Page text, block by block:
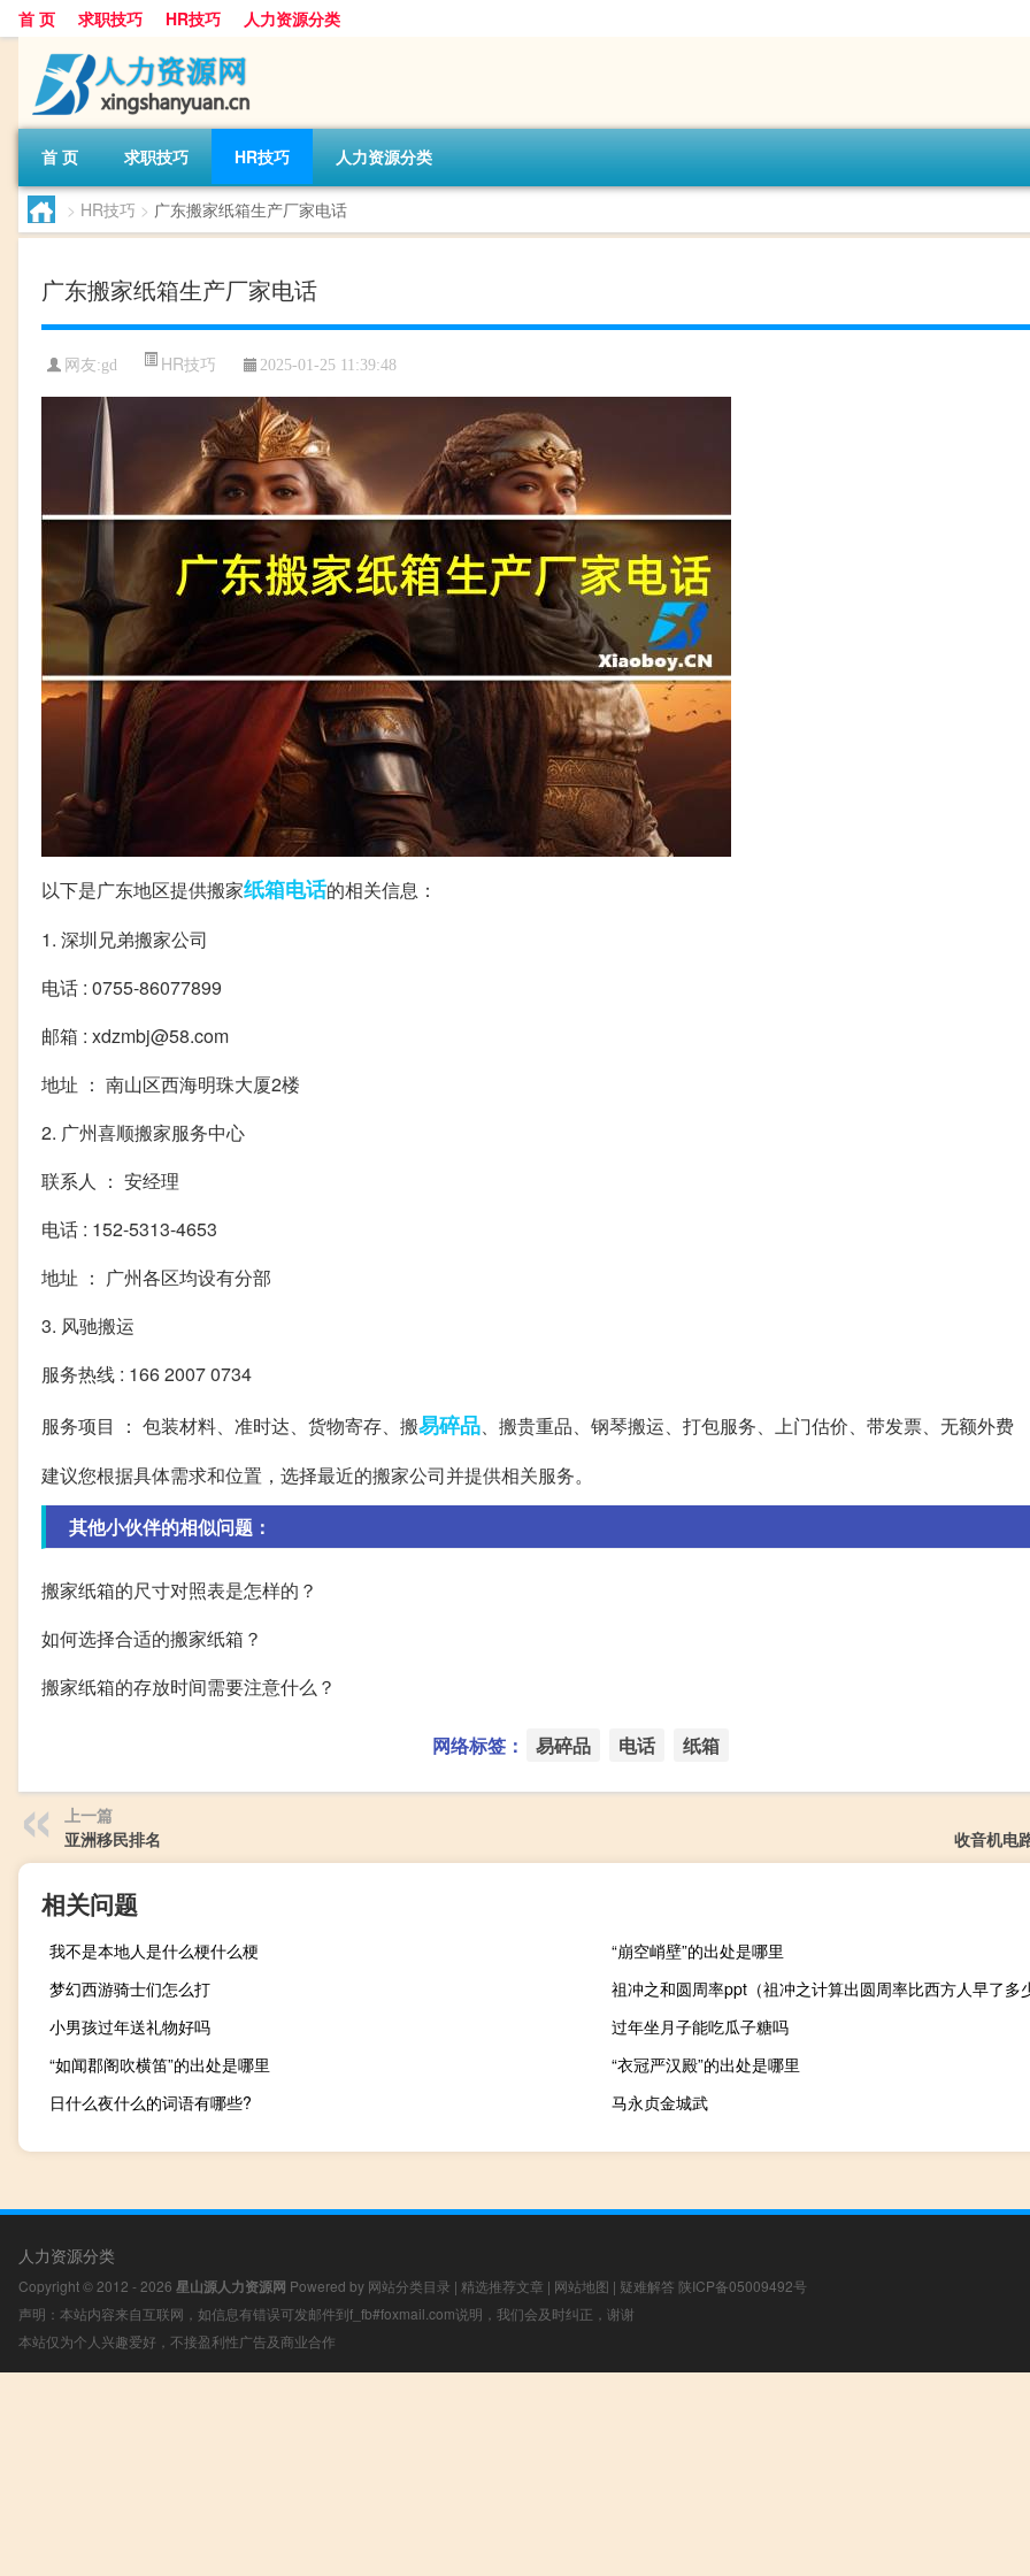
首 页 求职技巧 HR技巧 人力资源分类
首 页 求职技巧 HR技巧 人力资源分类
> HR技巧 > 广东搬家纸箱生产厂家电话
广东搬家纸箱生产厂家电话
网友:gd HR技巧 2025-01-25 11:39:48
以下是广东地区提供搬家纸箱电话的相关信息：
1. 深圳兄弟搬家公司
电话 : 0755-86077899
邮箱 : xdzmbj@58.com
地址 ： 南山区西海明珠大厦2楼
2. 广州喜顺搬家服务中心
联系人 ： 安经理
电话 : 152-5313-4653
地址 ： 广州各区均设有分部
3. 风驰搬运
服务热线 : 166 2007 0734
服务项目 ： 包装材料、准时达、货物寄存、搬易碎品、搬贵重品、钢琴搬运、打包服务、上门估价、带发票、无额外费
建议您根据具体需求和位置，选择最近的搬家公司并提供相关服务。
其他小伙伴的相似问题：
搬家纸箱的尺寸对照表是怎样的？
如何选择合适的搬家纸箱？
搬家纸箱的存放时间需要注意什么？
网络标签： 易碎品 电话 纸箱
上一篇
亚洲移民排名
收音机电
相关问题
我不是本地人是什么梗什么梗
“崩空峭壁”的出处是哪里
梦幻西游骑士们怎么打
小男孩过年送礼物好吗
过年坐月子能吃瓜子糖吗
“如闻郡阁吹横笛”的出处是哪里
“衣冠严汉殿”的出处是哪里
日什么夜什么的词语有哪些?
马永贞金城武
人力资源分类
Copyright © 2012 - 2026 星山源人力资源网 Powered by 网站分类目录 | 精选推荐文章 | 网站地图 | 疑难解答 陕ICP备05009492号
声明：本站内容来自互联网，如信息有错误可发邮件到f_fb#foxmail.com说明，我们会及时纠正，谢谢
本站仅为个人兴趣爱好，不接盈利性广告及商业合作